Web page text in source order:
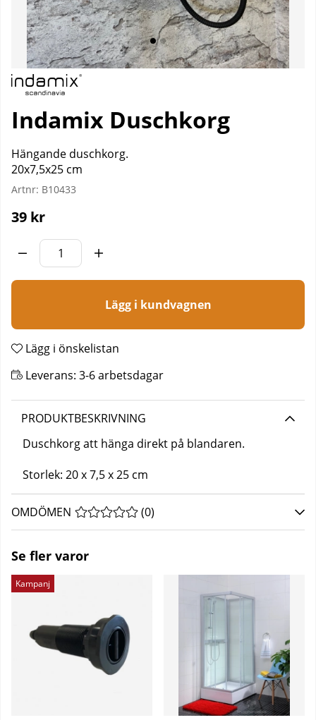
Indamix Duschkorg
Hängande duschkorg.
20x7,5x25 cm
Artnr: B10433
39 kr
Lägg i kundvagnen
Lägg i önskelistan
Leverans: 3-6 arbetsdagar
PRODUKTBESKRIVNING
Duschkorg att hänga direkt på blandaren.
Storlek: 20 x 7,5 x 25 cm
OMDÖMEN MEDELBETYG 0 AV 5 ANTAL BETYG 0
(0)
Se fler varor
Kampanj